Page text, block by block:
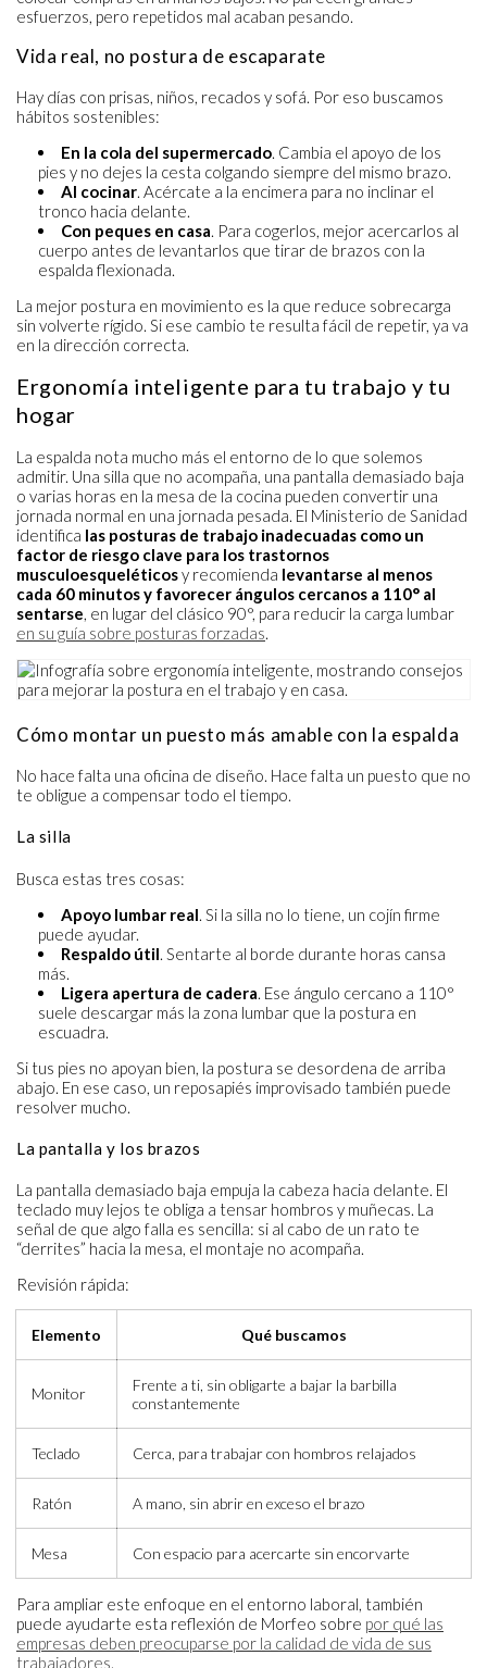
esfuerzos, pero repetidos mal acaban pesando.
Vida real, no postura de escaparate
Hay días con prisas, niños, recados y sofá. Por eso buscamos
hábitos sostenibles:
En la cola del supermercado . Cambia el apoyo de los
pies y no dejes la cesta colgando siempre del mismo brazo.
Al cocinar . Acércate a la encimera para no inclinar el
tronco hacia delante.
Con peques en casa . Para cogerlos, mejor acercarlos al
cuerpo antes de levantarlos que tirar de brazos con la
espalda flexionada.
La mejor postura en movimiento es la que reduce sobrecarga
sin volverte rígido. Si ese cambio te resulta fácil de repetir, ya va
en la dirección correcta.
Ergonomía inteligente para tu trabajo y tu
hogar
La espalda nota mucho más el entorno de lo que solemos
admitir. Una silla que no acompaña, una pantalla demasiado baja
o varias horas en la mesa de la cocina pueden convertir una
jornada normal en una jornada pesada. El Ministerio de Sanidad
identifica las posturas de trabajo inadecuadas como un
factor de riesgo clave para los trastornos
musculoesqueléticosy recomienda levantarse al menos
cada 60 minutos y favorecer ángulos cercanos a 110° al
sentarse, en lugar del clásico 90°, para reducir la carga lumbar
en su guía sobre posturas forzadas.
Cómo montar un puesto más amable con la espalda
No hace falta una oficina de diseño. Hace falta un puesto que no
te obligue a compensar todo el tiempo.
La silla
Busca estas tres cosas:
Apoyo lumbar real . Si la silla no lo tiene, un cojín firme
puede ayudar.
Respaldo útil . Sentarte al borde durante horas cansa
más.
Ligera apertura de cadera . Ese ángulo cercano a 110°
suele descargar más la zona lumbar que la postura en
escuadra.
Si tus pies no apoyan bien, la postura se desordena de arriba
abajo. En ese caso, un reposapiés improvisado también puede
resolver mucho.
La pantalla y los brazos
La pantalla demasiado baja empuja la cabeza hacia delante. El
teclado muy lejos te obliga a tensar hombros y muñecas. La
señal de que algo falla es sencilla: si al cabo de un rato te
“derrites” hacia la mesa, el montaje no acompaña.
Revisión rápida:
Elemento Qué buscamos
Monitor
Frente a ti, sin obligarte a bajar la barbilla
constantemente
Teclado Cerca, para trabajar con hombros relajados
Ratón A mano, sin abrir en exceso el brazo
Mesa Con espacio para acercarte sin encorvarte
Para ampliar este enfoque en el entorno laboral, también
puede ayudarte esta reflexión de Morfeo sobre por qué las
empresas deben preocuparse por la calidad de vida de sus
trabajadores.